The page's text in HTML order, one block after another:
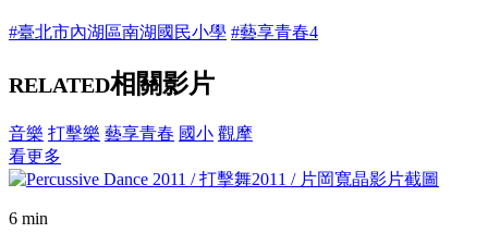
#臺北市內湖區南湖國民小學 #藝享青春4
RELATED相關影片
音樂 打擊樂 藝享青春 國小 觀摩
看更多
6 min